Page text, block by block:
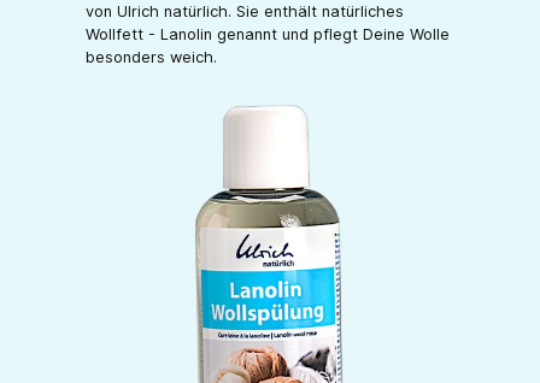
von Ulrich natürlich. Sie enthält natürliches
Wollfett - Lanolin genannt und pflegt Deine Wolle
besonders weich.